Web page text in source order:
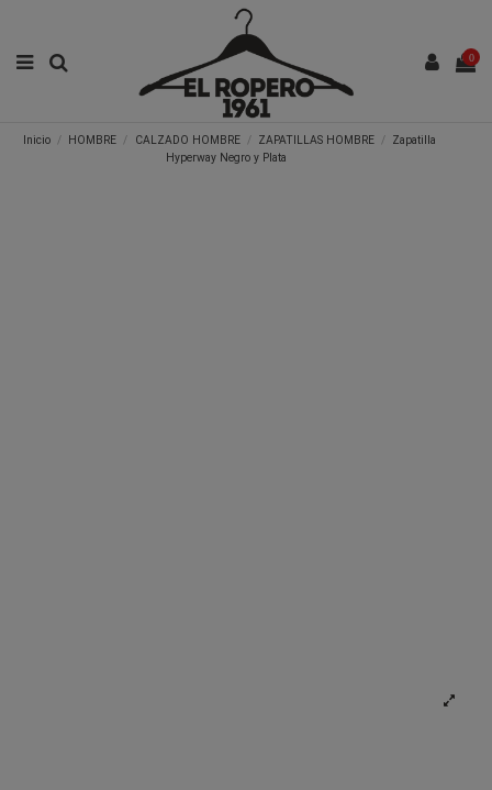
0
Inicio HOMBRE CALZADO HOMBRE ZAPATILLAS HOMBRE
Zapatilla
Hyperway Negro y Plata